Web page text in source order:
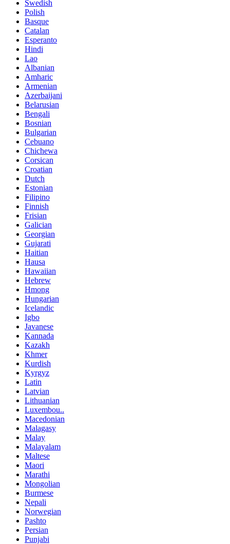
Swedish
Polish
Basque
Catalan
Esperanto
Hindi
Lao
Albanian
Amharic
Armenian
Azerbaijani
Belarusian
Bengali
Bosnian
Bulgarian
Cebuano
Chichewa
Corsican
Croatian
Dutch
Estonian
Filipino
Finnish
Frisian
Galician
Georgian
Gujarati
Haitian
Hausa
Hawaiian
Hebrew
Hmong
Hungarian
Icelandic
Igbo
Javanese
Kannada
Kazakh
Khmer
Kurdish
Kyrgyz
Latin
Latvian
Lithuanian
Luxembou..
Macedonian
Malagasy
Malay
Malayalam
Maltese
Maori
Marathi
Mongolian
Burmese
Nepali
Norwegian
Pashto
Persian
Punjabi